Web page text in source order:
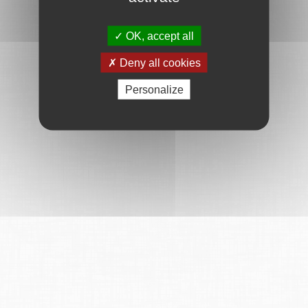
OK, accept all
Deny all cookies
Personalize